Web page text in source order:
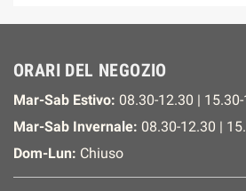
ORARI DEL NEGOZIO
Mar-Sab Estivo: 08.30-12.30 |
Mar-Sab Invernale: 08.30-12.30 |
Dom-Lun: Chiuso